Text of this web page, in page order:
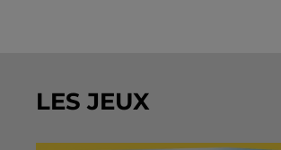
LES JEUX